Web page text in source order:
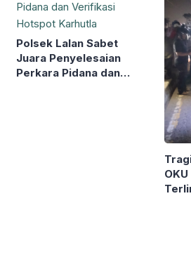
Polsek Lalan Sabet
Juara Penyelesaian
Perkara Pidana dan